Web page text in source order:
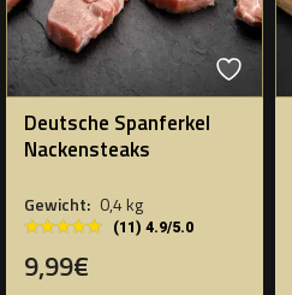
Deutsche Spanferkel
Nackensteaks
Gewicht: 0,4 kg
★★★★★
★★★★★ (11) 4.9/5.0
9,99€